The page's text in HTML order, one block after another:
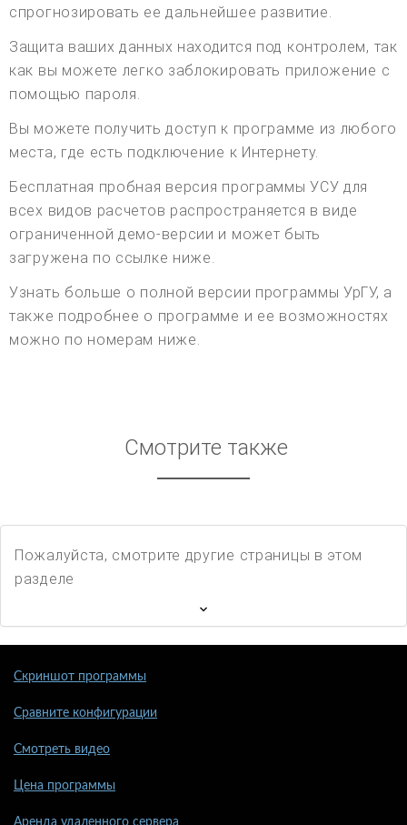
спрогнозировать ее дальнейшее развитие.
Защита ваших данных находится под контролем, так
как вы можете легко заблокировать приложение с
помощью пароля.
Вы можете получить доступ к программе из любого
места, где есть подключение к Интернету.
Бесплатная пробная версия программы УСУ для
всех видов расчетов распространяется в виде
ограниченной демо-версии и может быть
загружена по ссылке ниже.
Узнать больше о полной версии программы УрГУ, а
также подробнее о программе и ее возможностях
можно по номерам ниже.
Смотрите также
Пожалуйста, смотрите другие страницы в этом
разделе
Скриншот программы
Сравните конфигурации
Смотреть видео
Цена программы